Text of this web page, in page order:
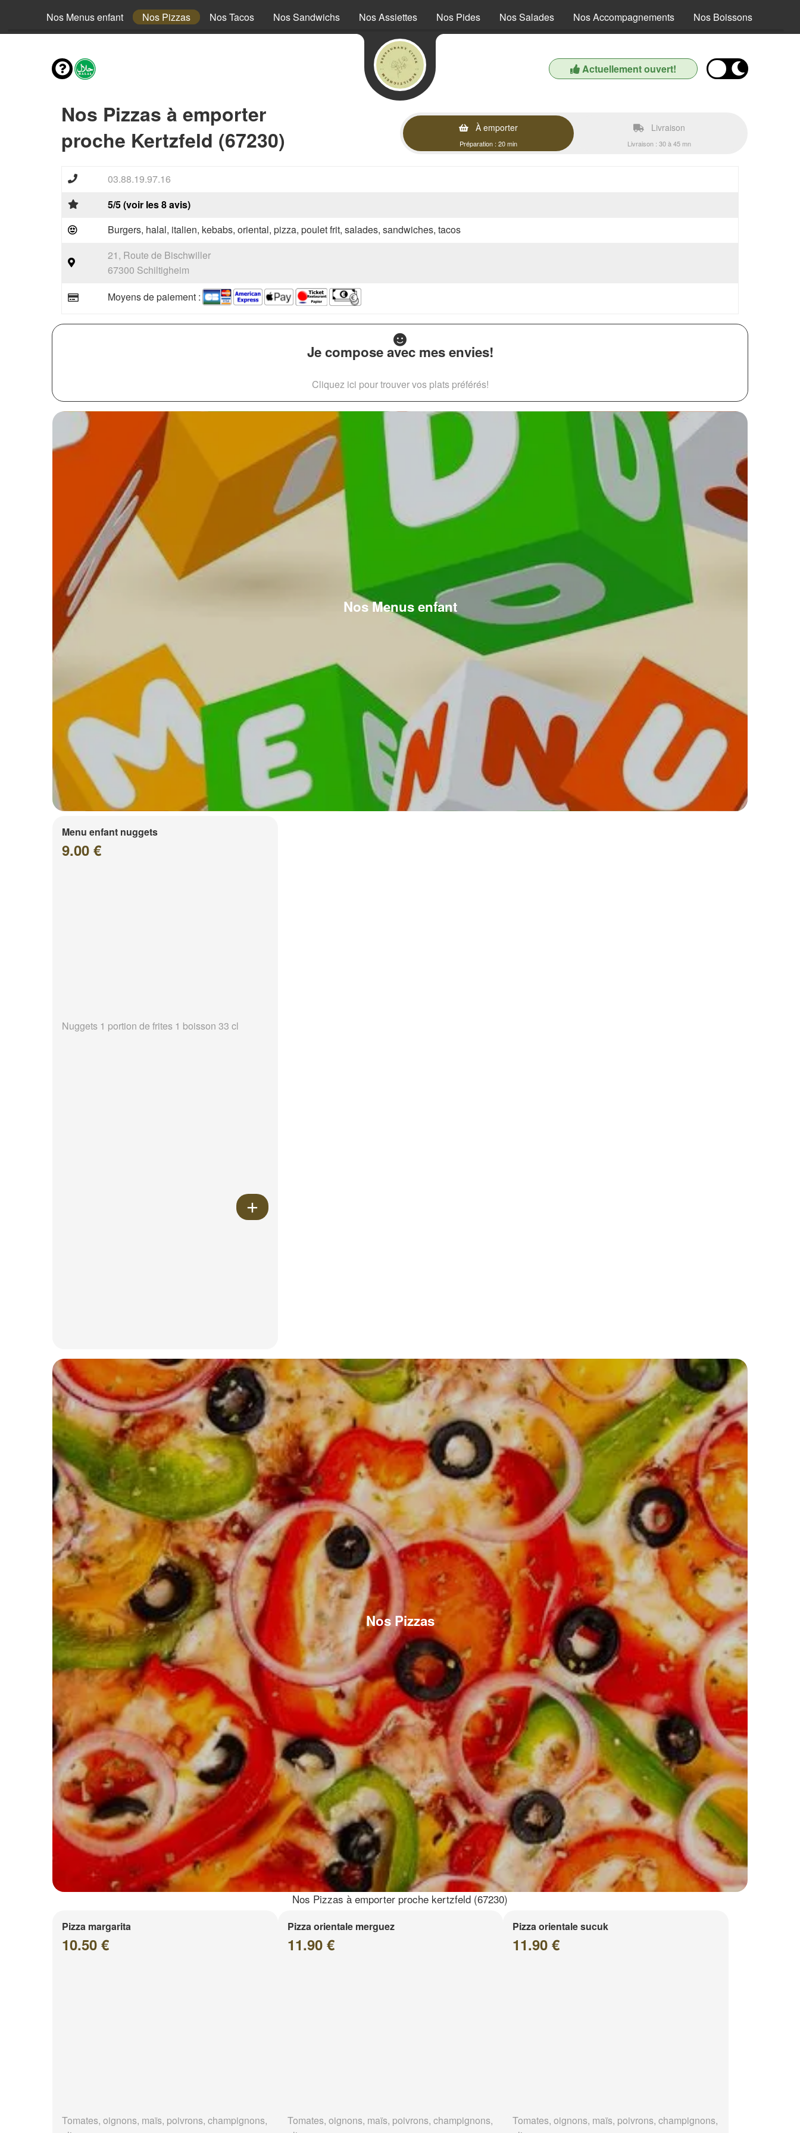
Nos Menus enfant Nos Pizzas Nos Tacos Nos Sandwichs Nos Assiettes Nos Pides Nos Salades Nos Accompagnements Nos Boissons
Actuellement ouvert!
Nos Pizzas à emporter
proche Kertzfeld (67230)
À emporter
Préparation : 20 min
Livraison
Livraison : 30 à 45 mn
03.88.19.97.16
5/5 (voir les 8 avis)
Burgers, halal, italien, kebabs, oriental, pizza, poulet frit, salades, sandwiches, tacos
21, Route de Bischwiller
67300 Schiltigheim
Moyens de paiement :
Je compose avec mes envies!
Cliquez ici pour trouver vos plats préférés!
Nos Menus enfant
Menu enfant nuggets
9.00 €
Nuggets 1 portion de frites 1 boisson 33 cl
Nos Pizzas
Nos Pizzas à emporter proche kertzfeld (67230)
Pizza margarita
10.50 €
Tomates, oignons, maïs, poivrons, champignons,
Pizza orientale merguez
11.90 €
Tomates, oignons, maïs, poivrons, champignons,
Pizza orientale sucuk
11.90 €
Tomates, oignons, maïs, poivrons, champignons,